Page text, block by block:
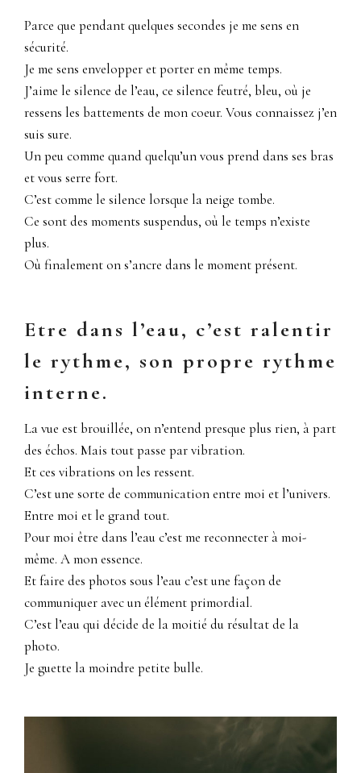
Parce que pendant quelques secondes je me sens en
sécurité.
Je me sens envelopper et porter en même temps.
J’aime le silence de l’eau, ce silence feutré, bleu, où je
ressens les battements de mon coeur. Vous connaissez j’en
suis sure.
Un peu comme quand quelqu’un vous prend dans ses bras
et vous serre fort.
C’est comme le silence lorsque la neige tombe.
Ce sont des moments suspendus, où le temps n’existe
plus.
Où finalement on s’ancre dans le moment présent.
Etre dans l’eau, c’est ralentir
le rythme, son propre rythme
interne.
La vue est brouillée, on n’entend presque plus rien, à part
des échos. Mais tout passe par vibration.
Et ces vibrations on les ressent.
C’est une sorte de communication entre moi et l’univers.
Entre moi et le grand tout.
Pour moi être dans l’eau c’est me reconnecter à moi-
même. A mon essence.
Et faire des photos sous l’eau c’est une façon de
communiquer avec un élément primordial.
C’est l’eau qui décide de la moitié du résultat de la
photo.
Je guette la moindre petite bulle.